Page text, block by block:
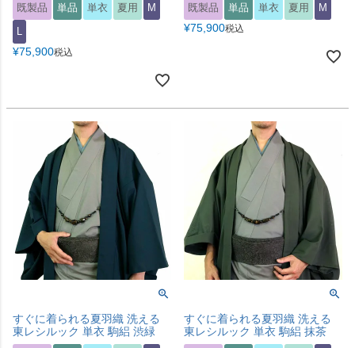
既製品 単品 単衣 夏用 M
L
¥75,900税込
既製品 単品 単衣 夏用 M
¥75,900税込
すぐに着られる夏羽織 洗える
東レシルック 単衣 駒絽 渋緑
すぐに着られる夏羽織 洗える
東レシルック 単衣 駒絽 抹茶